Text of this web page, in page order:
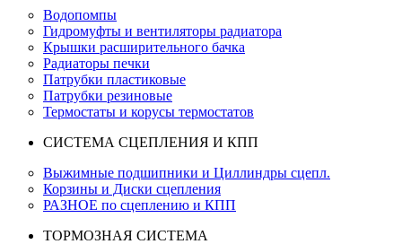
Водопомпы
Гидромуфты и вентиляторы радиатора
Крышки расширительного бачка
Радиаторы печки
Патрубки пластиковые
Патрубки резиновые
Термостаты и корусы термостатов
СИСТЕМА СЦЕПЛЕНИЯ И КПП
Выжимные подшипники и Циллиндры сцепл.
Корзины и Диски сцепления
РАЗНОЕ по сцеплению и КПП
ТОРМОЗНАЯ СИСТЕМА